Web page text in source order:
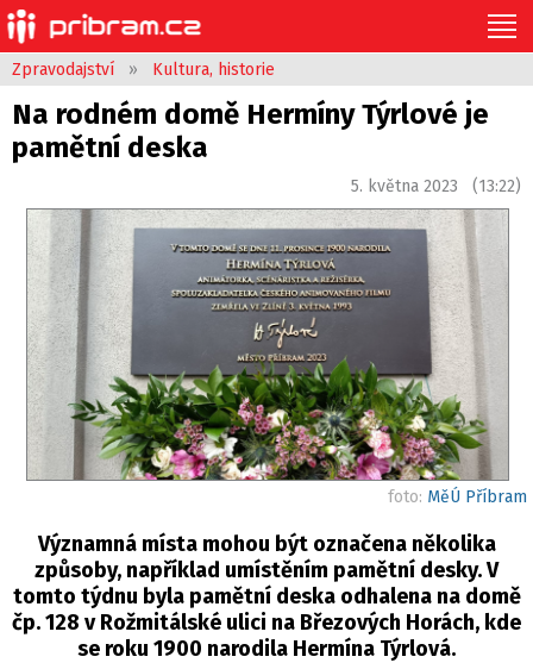
Zpravodajství » Kultura, historie
Na rodném domě Hermíny Týrlové je
pamětní deska
5. května 2023 (13:22)
foto: MěÚ Příbram
Významná místa mohou být označena několika
způsoby, například umístěním pamětní desky. V
tomto týdnu byla pamětní deska odhalena na domě
čp. 128 v Rožmitálské ulici na Březových Horách, kde
se roku 1900 narodila Hermína Týrlová.